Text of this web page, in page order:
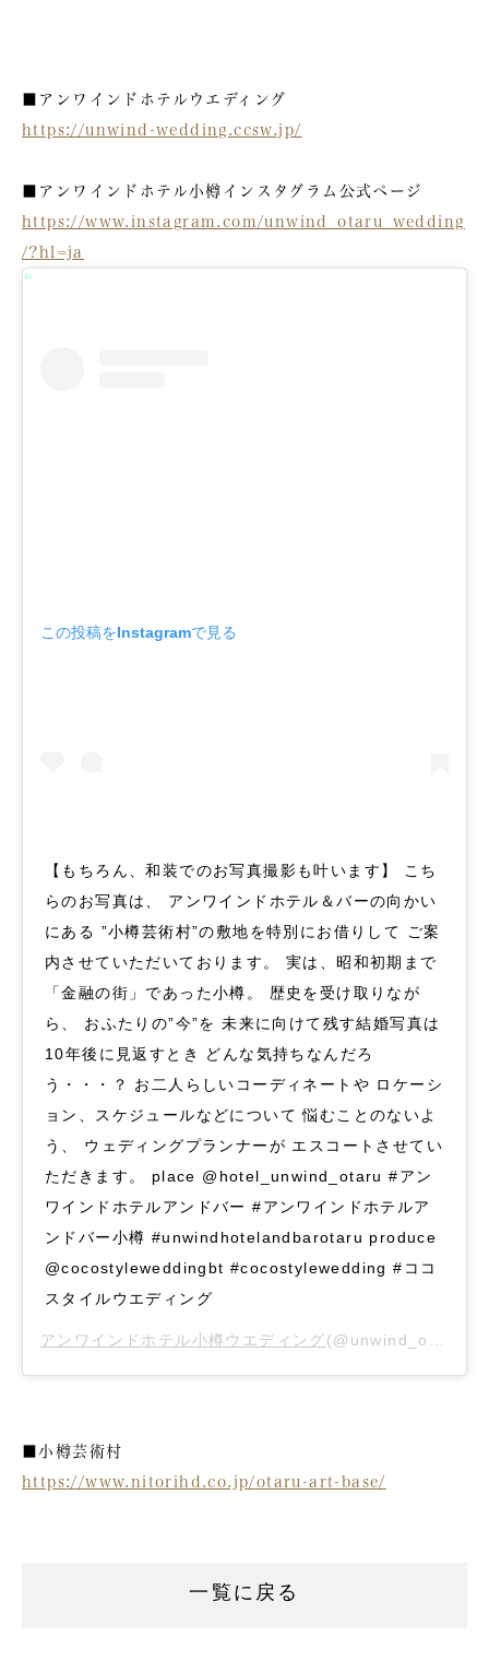
■アンワインドホテルウエディング
https://unwind-wedding.ccsw.jp/
■アンワインドホテル小樽インスタグラム公式ページ
https://www.instagram.com/unwind_otaru_wedding
/?hl=ja
この投稿をInstagramで見る
【もちろん、和装でのお写真撮影も叶います】 こち
らのお写真は、 アンワインドホテル＆バーの向かい
にある ”小樽芸術村”の敷地を特別にお借りして ご案
内させていただいております。 実は、昭和初期まで
「金融の街」であった小樽。 歴史を受け取りなが
ら、 おふたりの”今”を 未来に向けて残す結婚写真は
10年後に見返すとき どんな気持ちなんだろ
う・・・？ お二人らしいコーディネートや ロケーシ
ョン、スケジュールなどについて 悩むことのないよ
う、 ウェディングプランナーが エスコートさせてい
ただきます。 place @hotel_unwind_otaru #アン
ワインドホテルアンドバー #アンワインドホテルア
ンドバー小樽 #unwindhotelandbarotaru produce
@cocostyleweddingbt #cocostylewedding #ココ
スタイルウエディング
アンワインドホテル小樽ウエディング(@unwind_otaru_wedding)がシェアした投稿 –
■小樽芸術村
https://www.nitorihd.co.jp/otaru-art-base/
一覧に戻る